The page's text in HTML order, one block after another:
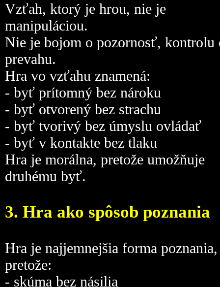
Vzťah, ktorý je hrou, nie je
manipuláciou.
Nie je bojom o pozornosť, kontrolu
prevahu.
Hra vo vzťahu znamená:
- byť prítomný bez nároku
- byť otvorený bez strachu
- byť tvorivý bez úmyslu ovládať
- byť v kontakte bez tlaku
Hra je morálna, pretože umožňuje
druhému byť.
3. Hra ako spôsob poznania
Hra je najjemnejšia forma poznania,
pretože:
- skúma bez násilia